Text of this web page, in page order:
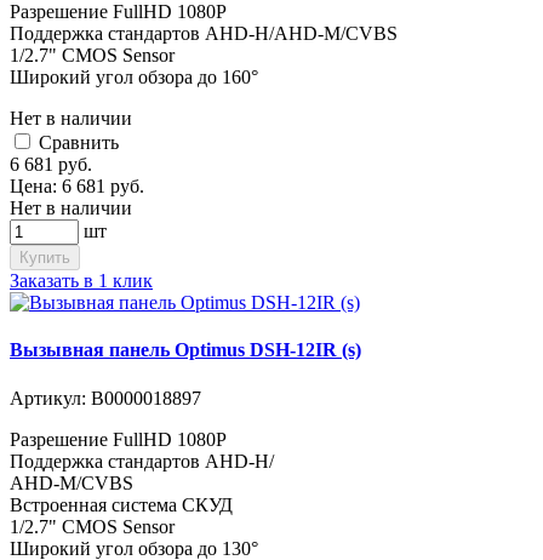
Разрешение FullHD 1080Р
Поддержка стандартов AHD-H/AHD-M/CVBS
1/2.7" CMOS Sensor
Широкий угол обзора до 160°
Нет в наличии
Cравнить
6 681 руб.
Цена: 6 681 руб.
Нет в наличии
шт
Купить
Заказать в 1 клик
Вызывная панель Optimus DSH-12IR (s)
Артикул: В0000018897
Разрешение FullHD 1080Р
Поддержка стандартов AHD-H/
AHD-M/CVBS
Встроенная система СКУД
1/2.7" CMOS Sensor
Широкий угол обзора до 130°